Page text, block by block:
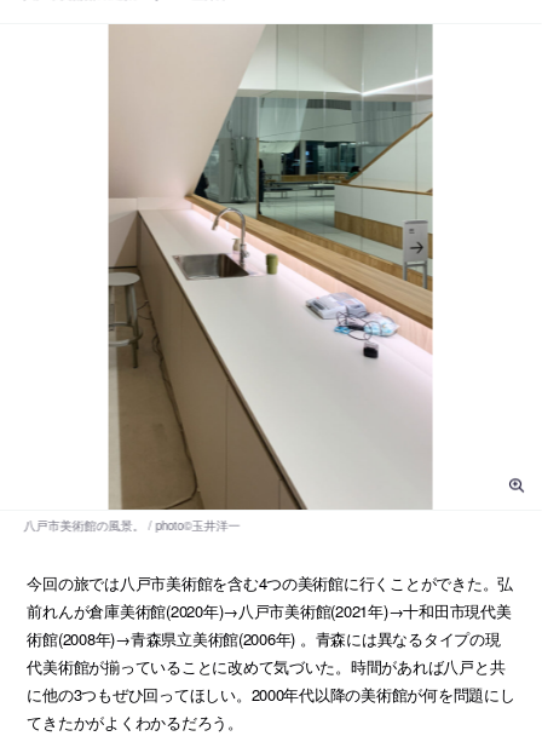
今回の旅では八戸市美術館を含む4つの美術館に行くことができた。弘
前れんが倉庫美術館(2020年)→八戸市美術館(2021年)→十和田市現代美
術館(2008年)→青森県立美術館(2006年) 。青森には異なるタイプの現
代美術館が揃っていることに改めて気づいた。時間があれば八戸と共
に他の3つもぜひ回ってほしい。2000年代以降の美術館が何を問題にし
てきたかがよくわかるだろう。